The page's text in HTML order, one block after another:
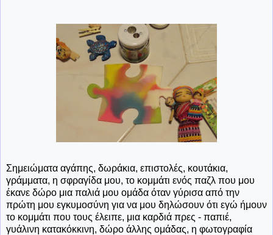
Σημειώματα αγάπης, δωράκια, επιστολές, κουτάκια,
γράμματα, η σφραγίδα μου, το κομμάτι ενός παζλ που μου
έκανε δώρο μια παλιά μου ομάδα όταν γύρισα από την
πρώτη μου εγκυμοσύνη για να μου δηλώσουν ότι εγώ ήμουν
το κομμάτι που τους έλειπε, μια καρδιά πρες - παπιέ,
γυάλινη κατακόκκινη, δώρο άλλης ομάδας, η φωτογραφία